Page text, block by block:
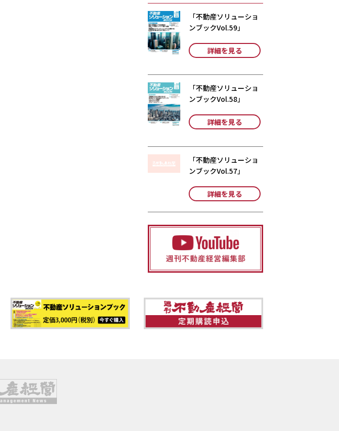
「不動産ソリューショ
ンブックVol.59」
詳細を見る
「不動産ソリューショ
ンブックVol.58」
詳細を見る
「不動産ソリューショ
ンブックVol.57」
詳細を見る